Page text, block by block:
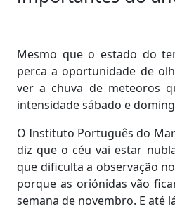
Mesmo que o estado do
perca a oportunidade de
ver a chuva de meteoros
intensidade sábado e
O Instituto Português do
diz que o céu vai estar
que dificulta a observação
porque as oriónidas vão
semana de novembro. E até